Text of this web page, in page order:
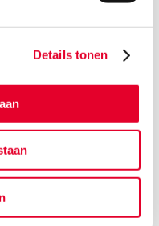
Details tonen